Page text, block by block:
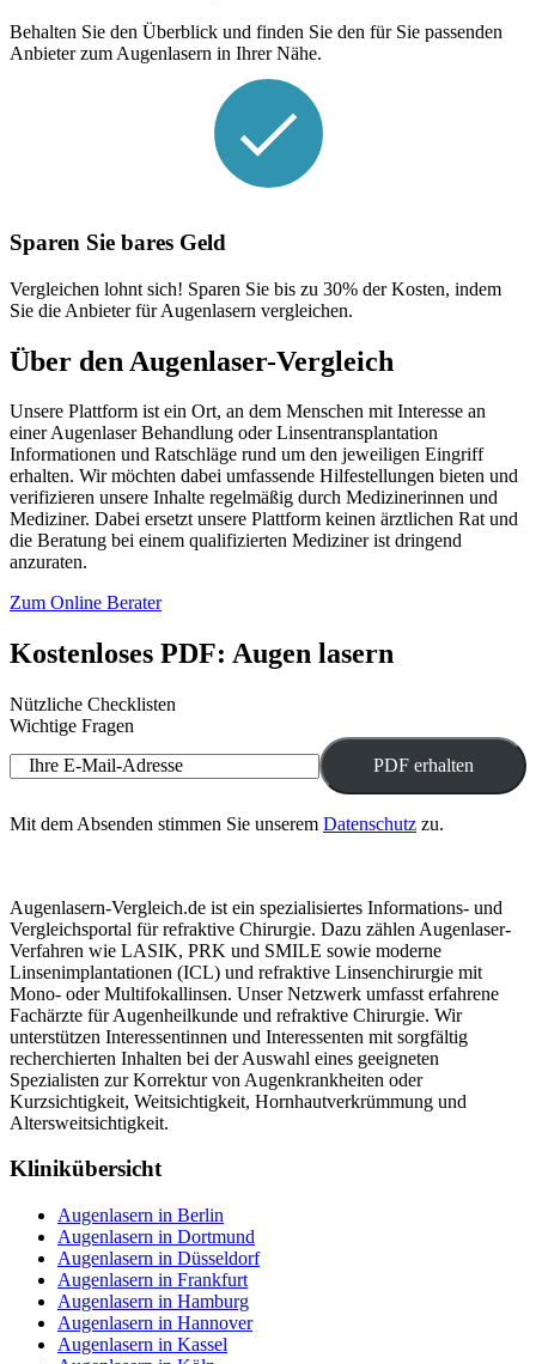
Behalten Sie den Überblick und finden Sie den für Sie passenden
Anbieter zum Augenlasern in Ihrer Nähe.
Sparen Sie bares Geld
Vergleichen lohnt sich! Sparen Sie bis zu 30% der Kosten, indem
Sie die Anbieter für Augenlasern vergleichen.
Über den Augenlaser-Vergleich
Unsere Plattform ist ein Ort, an dem Menschen mit Interesse an
einer Augenlaser Behandlung oder Linsentransplantation
Informationen und Ratschläge rund um den jeweiligen Eingriff
erhalten. Wir möchten dabei umfassende Hilfestellungen bieten und
verifizieren unsere Inhalte regelmäßig durch Medizinerinnen und
Mediziner. Dabei ersetzt unsere Plattform keinen ärztlichen Rat und
die Beratung bei einem qualifizierten Mediziner ist dringend
anzuraten.
Zum Online Berater
Kostenloses PDF: Augen lasern
Nützliche Checklisten
Wichtige Fragen
Ihre E-Mail-Adresse
Mit dem Absenden stimmen Sie unserem Datenschutz zu.
Augenlasern-Vergleich.de ist ein spezialisiertes Informations- und
Vergleichsportal für refraktive Chirurgie. Dazu zählen Augenlaser-
Verfahren wie LASIK, PRK und SMILE sowie moderne
Linsenimplantationen (ICL) und refraktive Linsenchirurgie mit
Mono- oder Multifokallinsen. Unser Netzwerk umfasst erfahrene
Fachärzte für Augenheilkunde und refraktive Chirurgie. Wir
unterstützen Interessentinnen und Interessenten mit sorgfältig
recherchierten Inhalten bei der Auswahl eines geeigneten
Spezialisten zur Korrektur von Augenkrankheiten oder
Kurzsichtigkeit, Weitsichtigkeit, Hornhautverkrümmung und
Altersweitsichtigkeit.
Klinikübersicht
Augenlasern in Berlin
Augenlasern in Dortmund
Augenlasern in Düsseldorf
Augenlasern in Frankfurt
Augenlasern in Hamburg
Augenlasern in Hannover
Augenlasern in Kassel